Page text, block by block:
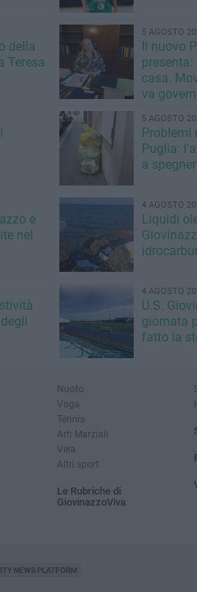
della
Teresa
5 AGOSTO
Il nuovo
presenta:
casa.
va
5 AGOSTO
Problemi
Puglia:
a
e
nel
4 AGOSTO
Liquidi
4 AGOSTO
U.S.
giornata
fatto la
Nuoto
Voga
Tennis
Arti Marziali
Vela
Altri sport
Le Rubriche di
GiovinazzoViva
NEWS PLATFORM